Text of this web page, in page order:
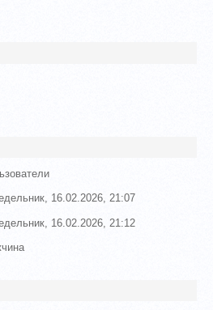
16.02.2026, 21:07
16.02.2026, 21:12